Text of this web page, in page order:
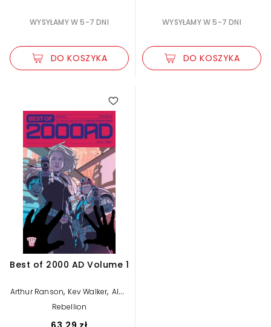
WYSYŁAMY W 5-7 DNI
DO KOSZYKA
WYSYŁAMY W 5-7 DNI
DO KOSZYKA
Best of 2000 AD Volume 1
Arthur Ranson, Kev Walker, Alan
Dan Abnett
Alan Davis
Alan Grant,Ian Gibson
Rebellion